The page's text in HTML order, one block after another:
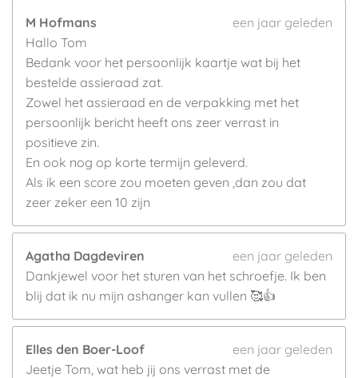
M Hofmans
een jaar geleden
Hallo Tom
Bedank voor het persoonlijk kaartje wat bij het
bestelde assieraad zat.
Zowel het assieraad en de verpakking met het
persoonlijk bericht heeft ons zeer verrast in
positieve zin.
En ook nog op korte termijn geleverd.
Als ik een score zou moeten geven ,dan zou dat
zeer zeker een 10 zijn
Agatha Dagdeviren
een jaar geleden
Dankjewel voor het sturen van het schroefje. Ik ben
blij dat ik nu mijn ashanger kan vullen 🥰👍
Elles den Boer-Loof
een jaar geleden
Jeetje Tom, wat heb jij ons verrast met de